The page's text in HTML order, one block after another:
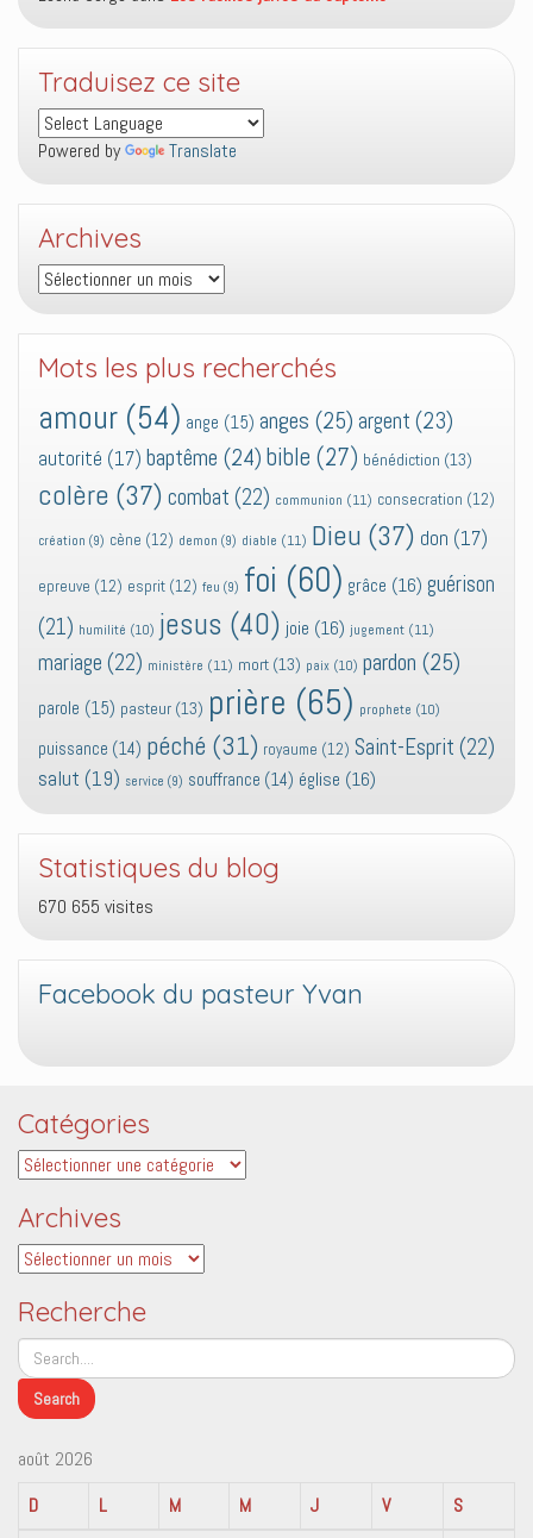
Traduisez ce site
Powered by Translate
Archives
Archives
Mots les plus recherchés
amour (54) ange (15) anges (25) argent (23)
autorité (17) baptême (24) bible (27) bénédiction (13)
colère (37) combat (22) communion (11) consecration (12)
création (9) cène (12) demon (9) diable (11) Dieu (37) don (17)
epreuve (12) esprit (12) feu (9) foi (60) grâce (16) guérison
(21) humilité (10) jesus (40) joie (16) jugement (11)
mariage (22) ministère (11) mort (13) paix (10) pardon (25)
parole (15) pasteur (13) prière (65) prophete (10)
puissance (14) péché (31) royaume (12) Saint-Esprit (22)
salut (19) service (9) souffrance (14) église (16)
Statistiques du blog
670 655 visites
Facebook du pasteur Yvan
Catégories
Catégories
Archives
Archives
Recherche
août 2026
D
L M M J V
S